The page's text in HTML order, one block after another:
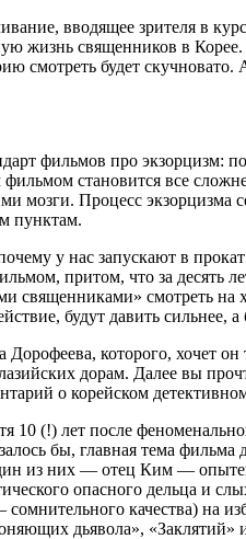
вводящее зрителя в
жизнь священников в
смотреть будет
фильмов про экзорцизм:
становится все
мозги. Процесс экзорцизма
пунктам.
у нас запускают в
притом, что за десять
священниками» смотреть на
будут давить сильнее,
которого, хочет он
дорам. Далее вы
о корейском
10 (!) лет после
бы, главная тема
из них — отец Ким —
опасного дельца и
качества) на
дьявола», «Заклятий»